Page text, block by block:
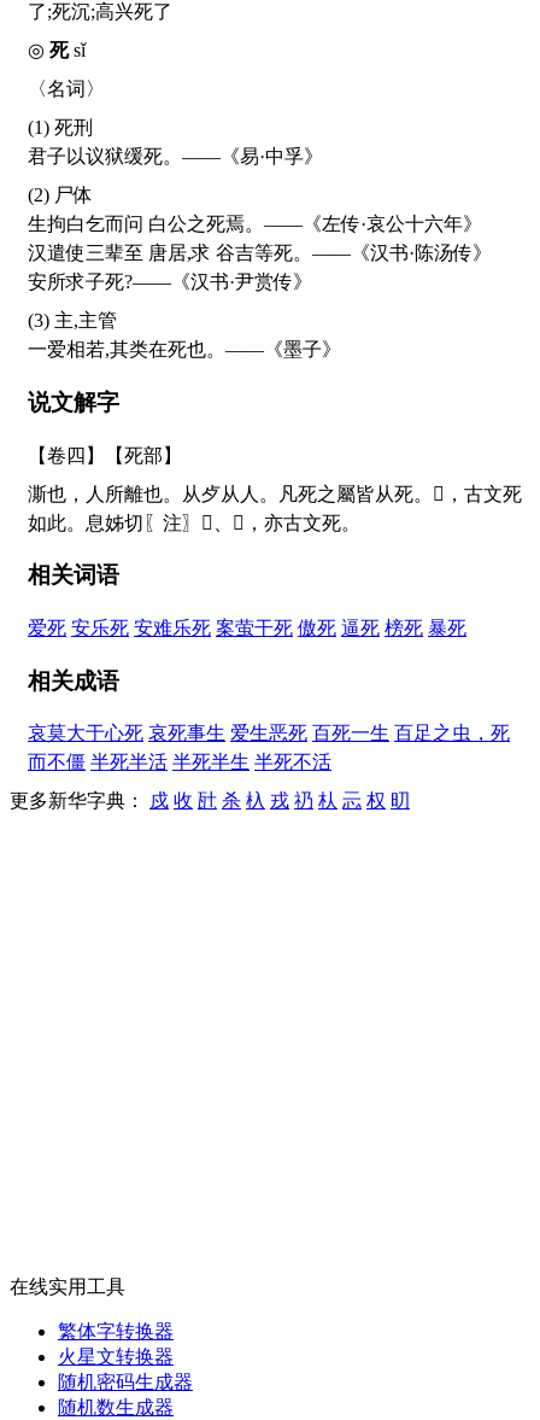
了;死沉;高兴死了
死 sǐ
〈名词〉
(1) 死刑
君子以议狱缓死。——《易·中孚》
(2) 尸体
生拘白乞而问 白公之死焉。——《左传·哀公十六年》
汉遣使三辈至 唐居,求 谷吉等死。——《汉书·陈汤传》
安所求子死?——《汉书·尹赏传》
(3) 主,主管
一爱相若,其类在死也。——《墨子》
说文解字
【卷四】【死部】
澌也，人所離也。从歺从人。凡死之屬皆从死。
𠒁 ，古文死
如此。息姊切〖注〗
𣥴 𠑾 ，亦古文死。
相关词语
爱死 安乐死 安难乐死 案萤干死 傲死 逼死 榜死 暴死
相关成语
哀莫大于心死 哀死事生 爱生恶死 百死一生 百足之虫，死
而不僵 半死半活 半死半生 半死不活
更多新华字典：
戍 收 瓧 杀 杁 戎 礽 朲 忈 权 旫
在线实用工具
繁体字转换器
火星文转换器
随机密码生成器
随机数生成器